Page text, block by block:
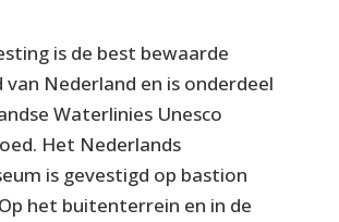
is de best bewaarde
Nederland en is onderdeel
Waterlinies Unesco
Het Nederlands
is gevestigd op bastion
het buitenterrein en in de